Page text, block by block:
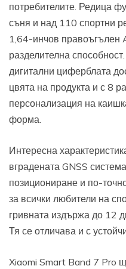
потребителите. Редица
съня и над 110 спортни
1,64-инчов правоъгълен
разделителна
дигитални циферблата
цвята на продукта и с 8
персонализация на
форма.
Интересна
вградената GNSS
позициониране и по-
за всички любители на
гривната издържа до 12
Тя се отличава и с
Xiaomi Smart Band 7 Pro